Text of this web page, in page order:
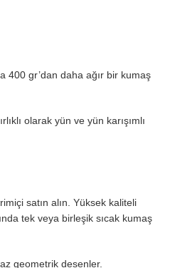
400 gr’dan daha ağır bir kumaş
olarak yün ve yün karışımlı
satın alın. Yüksek kaliteli
tek veya birleşik sıcak kumaş
geometrik desenler.